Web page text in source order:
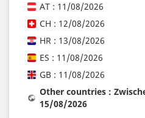
AT : 11/08/2026
CH : 12/08/2026
HR : 13/08/2026
ES : 11/08/2026
GB : 11/08/2026
Other countries :
15/08/2026